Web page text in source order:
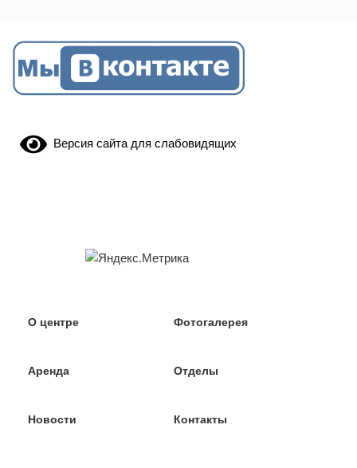
Версия сайта для слабовидящих
О центре Фотогалерея
Аренда Отделы
Новости Контакты